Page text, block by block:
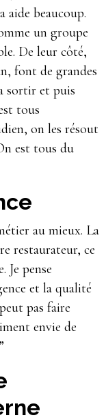
aide beaucoup.
un groupe
De leur côté,
font de grandes
sortir et puis
tous
on les résout
est tous du
au mieux. La
restaurateur, ce
Je pense
et la qualité
pas faire
envie de